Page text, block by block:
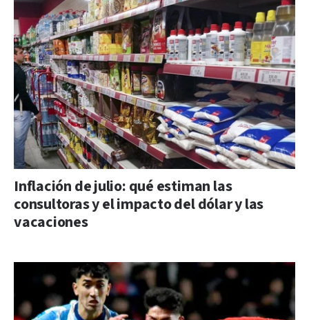
Inflación de julio: qué estiman las
consultoras y el impacto del dólar y las
vacaciones